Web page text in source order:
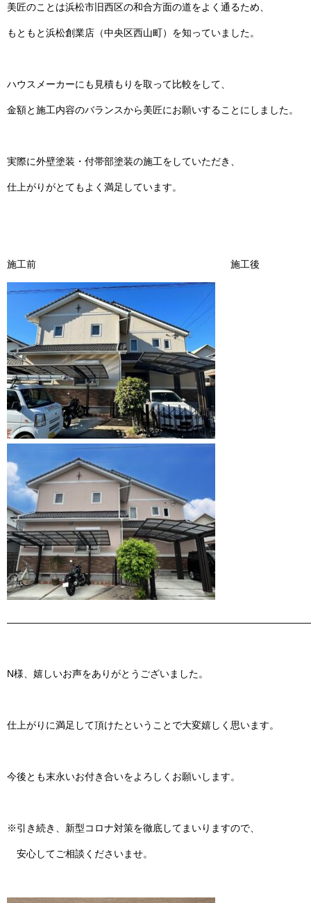
美匠のことは浜松市旧西区の和合方面の道をよく通るため、
もともと浜松創業店（中央区西山町）を知っていました。
ハウスメーカーにも見積もりを取って比較をして、
金額と施工内容のバランスから美匠にお願いすることにしました。
実際に外壁塗装・付帯部塗装の施工をしていただき、
仕上がりがとてもよく満足しています。
施工前 施工後
N様、嬉しいお声をありがとうございました。
仕上がりに満足して頂けたということで大変嬉しく思います。
今後とも末永いお付き合いをよろしくお願いします。
※引き続き、新型コロナ対策を徹底してまいりますので、
安心してご相談くださいませ。